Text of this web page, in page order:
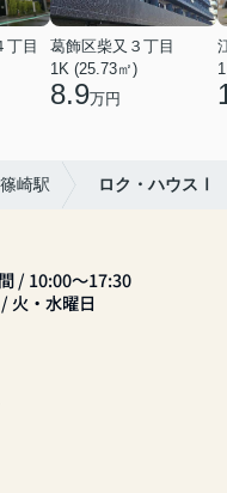
丁目
葛飾区柴又３丁目
1K (25.73㎡)
8.9万円
篠崎駅 ロク・ハウスⅠ
/ 10:00～17:30
火・水曜日